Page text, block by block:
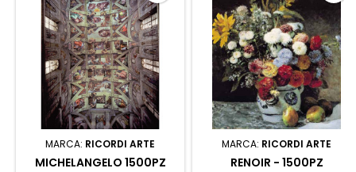
MARCA: RICORDI ARTE
MICHELANGELO 1500PZ
MARCA: RICORDI ARTE
RENOIR - 1500PZ